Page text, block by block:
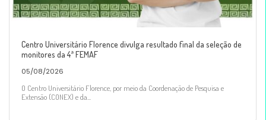
Centro Universitário Florence divulga resultado final da seleção de
monitores da 4ª FEMAF
05/08/2026
O Centro Universitário Florence, por meio da Coordenação de Pesquisa e
Extensão (CONEX) e da...